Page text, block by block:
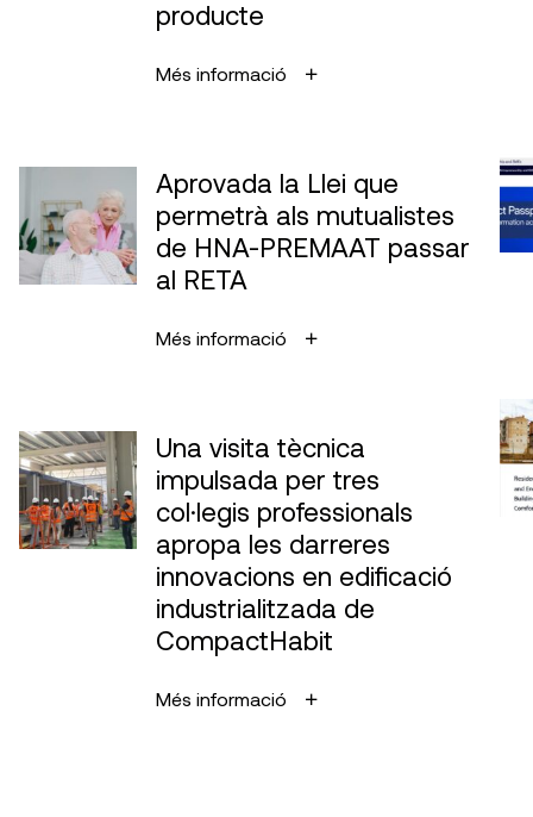
producte
Més informació
Aprovada la Llei que
permetrà als mutualistes
de HNA-PREMAAT passar
al RETA
Més informació
Una visita tècnica
impulsada per tres
col·legis professionals
apropa les darreres
innovacions en edificació
industrialitzada de
CompactHabit
Més informació